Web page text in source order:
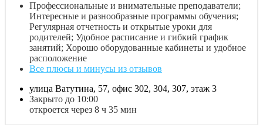
Профессиональные и внимательные преподаватели;
Интересные и разнообразные программы обучения;
Регулярная отчетность и открытые уроки для
родителей; Удобное расписание и гибкий график
занятий; Хорошо оборудованные кабинеты и удобное
расположение
Все плюсы и минусы из отзывов
улица Ватутина, 57, офис 302, 304, 307, этаж 3
Закрыто до 10:00
откроется через 8 ч 35 мин